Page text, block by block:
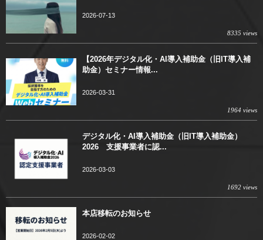
2026-07-13
8335 views
【2026年デジタル化・AI導入補助金（旧IT導入補
助金）セミナー情報...
2026-03-31
1964 views
デジタル化・AI導入補助金（旧IT導入補助金）
2026 支援事業者に認...
2026-03-03
1692 views
本店移転のお知らせ
2026-02-02